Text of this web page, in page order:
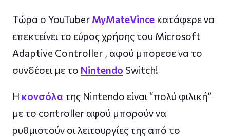
Τώρα ο YouTuber MyMateVince κατάφερε να
επεκτείνει το εύρος χρήσης του Microsoft
Adaptive Controller , αφού μπορεσε να το
συνδέσει με το Nintendo Switch!
Η κονσόλα της Nintendo είναι “πολύ φιλική”
με το controller αφού μπορούν να
ρυθμιστούν οι λειτουργίες της από το